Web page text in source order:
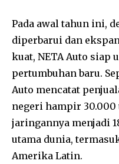
Pada awal tahun ini,
diperbarui dan
kuat, NETA Auto siap
pertumbuhan baru.
Auto mencatat
negeri hampir
jaringannya menjadi
utama dunia,
Amerika Latin.